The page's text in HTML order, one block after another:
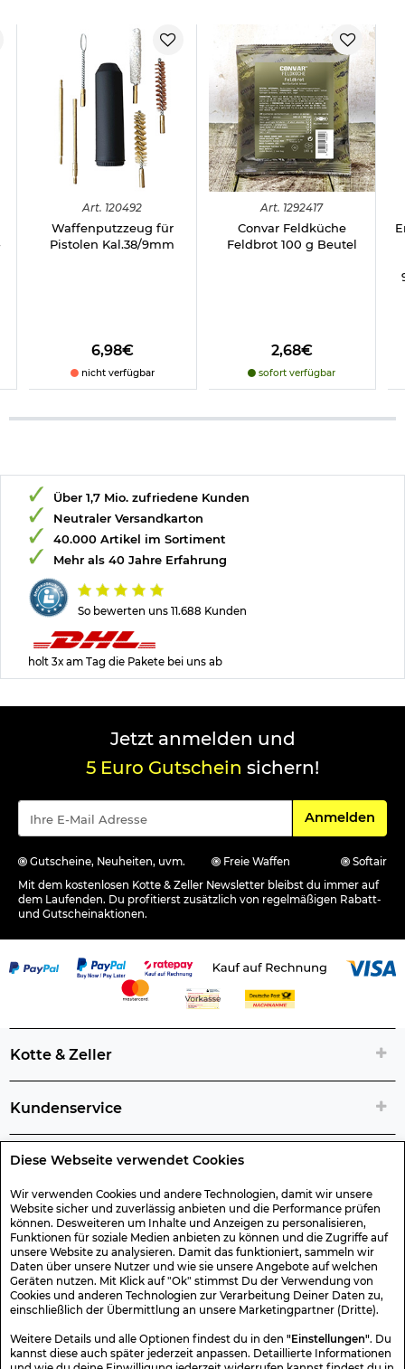
Diese Webseite verwendet Cookies
Wir verwenden Cookies und andere Technologien, damit wir unsere
Website sicher und zuverlässig anbieten und die Performance prüfen
können. Desweiteren um Inhalte und Anzeigen zu personalisieren,
Funktionen für soziale Medien anbieten zu können und die Zugriffe auf
unsere Website zu analysieren. Damit das funktioniert, sammeln wir
Daten über unsere Nutzer und wie sie unsere Angebote auf welchen
Geräten nutzen. Mit Klick auf "Ok" stimmst Du der Verwendung von
Cookies und anderen Technologien zur Verarbeitung Deiner Daten zu,
einschließlich der Übermittlung an unsere Marketingpartner (Dritte).
Weitere Details und alle Optionen findest du in den "Einstellungen". Du
kannst diese auch später jederzeit anpassen. Detaillierte Informationen
Art. 120492
Waffenputzzeug für
Pistolen Kal.38/9mm
6,98€
nicht verfügbar
Art. 1292417
Convar Feldküche
Feldbrot 100 g Beutel
2,68€
sofort verfügbar
So bewerten uns 11.688 Kunden
Über 1,7 Mio. zufriedene Kunden
Neutraler Versandkarton
40.000 Artikel im Sortiment
Mehr als 40 Jahre Erfahrung
holt 3x am Tag die Pakete bei uns ab
Jetzt anmelden und
5 Euro Gutschein sichern!
Für den
Anmelden
Gutscheine, Neuheiten, uvm. Freie Waffen
Softair
Mit dem kostenlosen Kotte & Zeller Newsletter bleibst du immer auf
dem Laufenden. Du profitierst zusätzlich von regelmäßigen Rabatt-
und Gutscheinaktionen.
Kotte & Zeller
Kundenservice
Rechtliche Artikelinfos
Geschenk-Gutscheine
Versand & Rücksendung